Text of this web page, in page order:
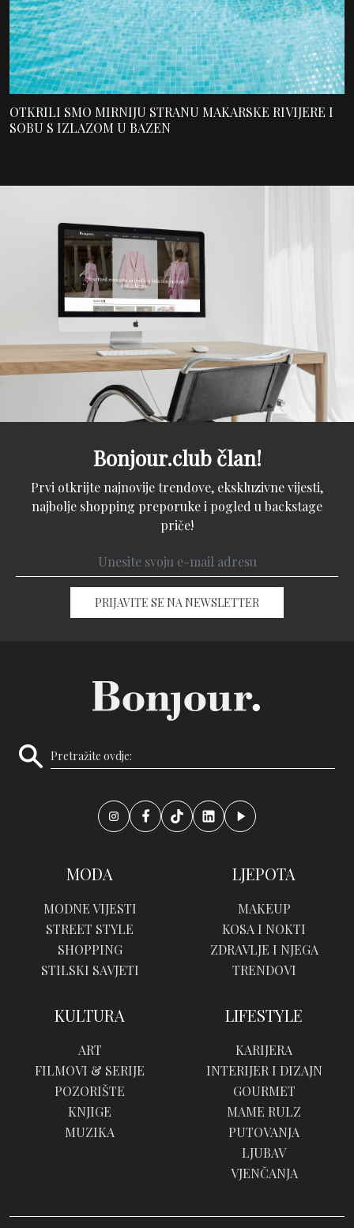
OTKRILI SMO MIRNIJU STRANU MAKARSKE RIVIJERE I
SOBU S IZLAZOM U BAZEN
Bonjour.club član!
Prvi otkrijte najnovije trendove, ekskluzivne vijesti,
najbolje shopping preporuke i pogled u backstage
priče!
PRIJAVITE SE NA NEWSLETTER
MODA
MODNE VIJESTI
STREET STYLE
SHOPPING
STILSKI SAVJETI
LJEPOTA
MAKEUP
KOSA I NOKTI
ZDRAVLJE I NJEGA
TRENDOVI
KULTURA
ART
FILMOVI & SERIJE
POZORIŠTE
KNJIGE
MUZIKA
LIFESTYLE
KARIJERA
INTERIJER I DIZAJN
GOURMET
MAME RULZ
PUTOVANJA
LJUBAV
VJENČANJA